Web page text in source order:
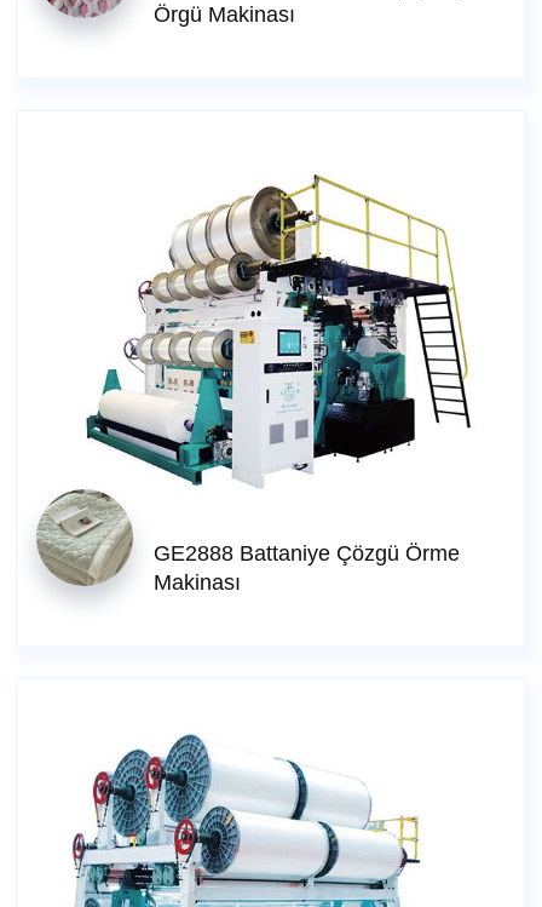
Örgü Makinası
GE2888 Battaniye Çözgü Örme
Makinası